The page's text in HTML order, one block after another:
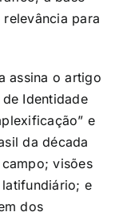
para
assina o artigo
Identidade
e
da década
visões
e
dos